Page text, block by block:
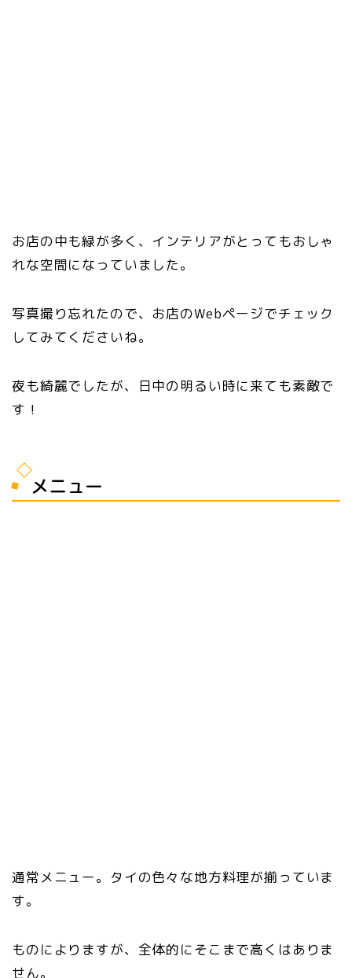
お店の中も緑が多く、インテリアがとってもおしゃ
れな空間になっていました。
写真撮り忘れたので、お店のWebページでチェック
してみてくださいね。
夜も綺麗でしたが、日中の明るい時に来ても素敵で
す！
メニュー
通常メニュー。タイの色々な地方料理が揃っていま
す。
ものによりますが、全体的にそこまで高くはありま
せん。